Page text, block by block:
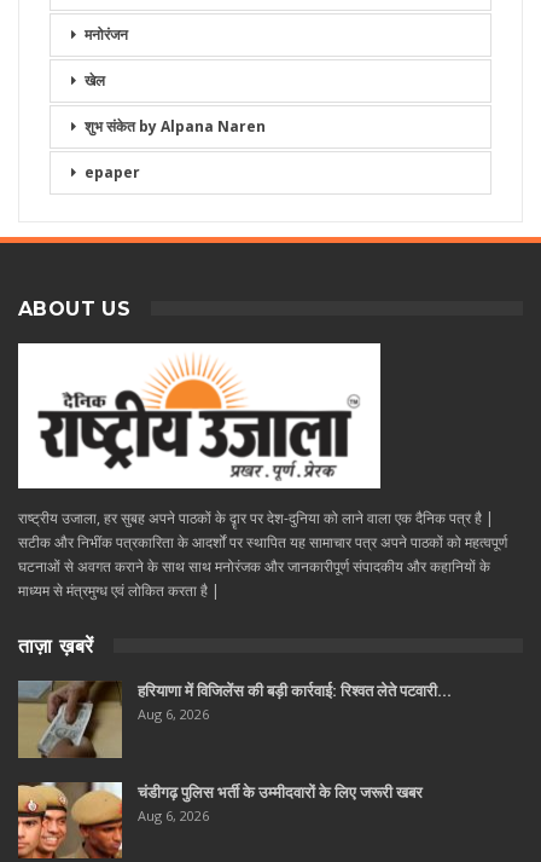
मनोरंजन
खेल
शुभ संकेत by Alpana Naren
epaper
ABOUT US
राष्ट्रीय उजाला, हर सुबह अपने पाठकों के दॄार पर देश-दुनिया को लाने वाला एक दैनिक पत्र है |
सटीक और निभींक पत्रकारिता के आदर्शों पर स्थापित यह सामाचार पत्र अपने पाठकों को महत्वपूर्ण
घटनाओं से अवगत कराने के साथ साथ मनोरंजक और जानकारीपूर्ण संपादकीय और कहानियों के
माध्यम से मंत्रमुग्ध एवं लोकित करता है |
ताज़ा ख़बरें
हरियाणा में विजिलेंस की बड़ी कार्रवाई: रिश्वत लेते पटवारी…
Aug 6, 2026
चंडीगढ़ पुलिस भर्ती के उम्मीदवारों के लिए जरूरी खबर
Aug 6, 2026